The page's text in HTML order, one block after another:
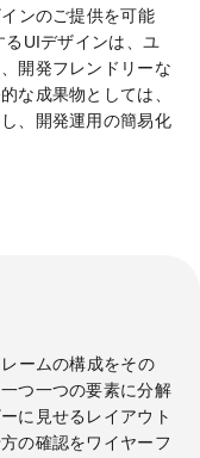
ンのご提供を可能
UIデザインは、ユ
開発フレンドリーな
な成果物としては、
、開発運用の簡易化
ームの構成をその
つ一つの要素に分解
に見せるレイアウト
の確認をワイヤーフ